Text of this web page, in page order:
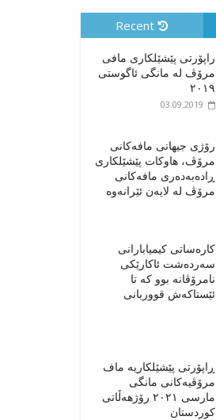
Recent
راپۆرتی پێشێلكاری مافی
مرۆڤ له‌ مانگی ئاگوستی
٢٠١٩
03.09.2019
رۆژی جیهانی مافەکانی
مرۆڤ، هاوکات پێشێلکاری
ڕادەبەدەری مافەکانی
مرۆڤ لە لایەن ئێرانەوە
کارەساتی کیمیابارانی
سەردەشت ئاکارێکی
نامرۆڤانە بوو کە تا
ئێستاکەش قووربانی
ڕاپۆرتی پێشێلکاریە ماف
مرۆڤیەکانی مانگی
مارسی ٢٠٢١ رۆژهەڵاتی
کوردستان